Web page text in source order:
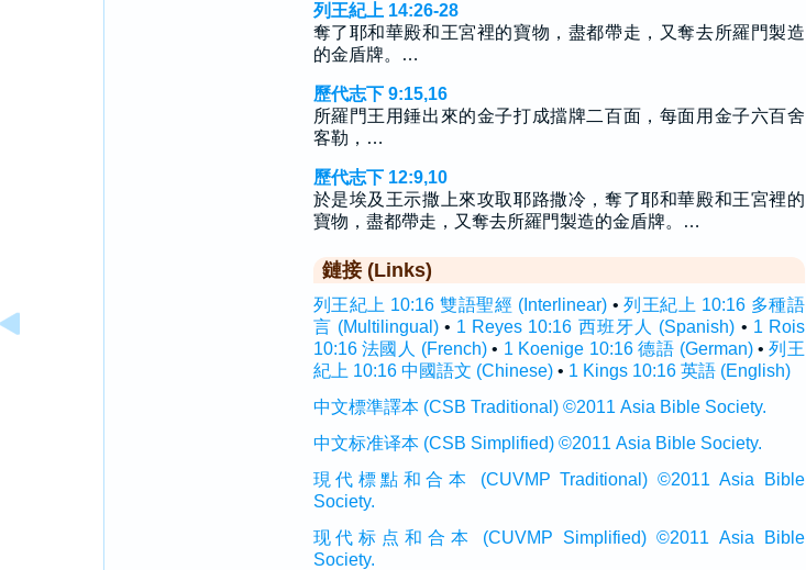
列王紀上 14:26-28
奪了耶和華殿和王宮裡的寶物，盡都帶走，又奪去所羅門製造
的金盾牌。…
歷代志下 9:15,16
所羅門王用錘出來的金子打成擋牌二百面，每面用金子六百舍
客勒，…
歷代志下 12:9,10
於是埃及王示撒上來攻取耶路撒冷，奪了耶和華殿和王宮裡的
寶物，盡都帶走，又奪去所羅門製造的金盾牌。…
鏈接 (Links)
列王紀上 10:16 雙語聖經 (Interlinear) •列王紀上 10:16 多種語
言 (Multilingual)• 1 Reyes 10:16 西班牙人 (Spanish) • 1 Rois
10:16 法國人 (French)• 1 Koenige 10:16 德語 (German)•列王
紀上 10:16 中國語文 (Chinese)• 1 Kings 10:16 英語 (English)
中文標準譯本 (CSB Traditional) ©2011 Asia Bible Society.
中文标准译本 (CSB Simplified) ©2011 Asia Bible Society.
現代標點和合本 (CUVMP Traditional) ©2011 Asia Bible
Society.
现代标点和合本 (CUVMP Simplified) ©2011 Asia Bible
Society.